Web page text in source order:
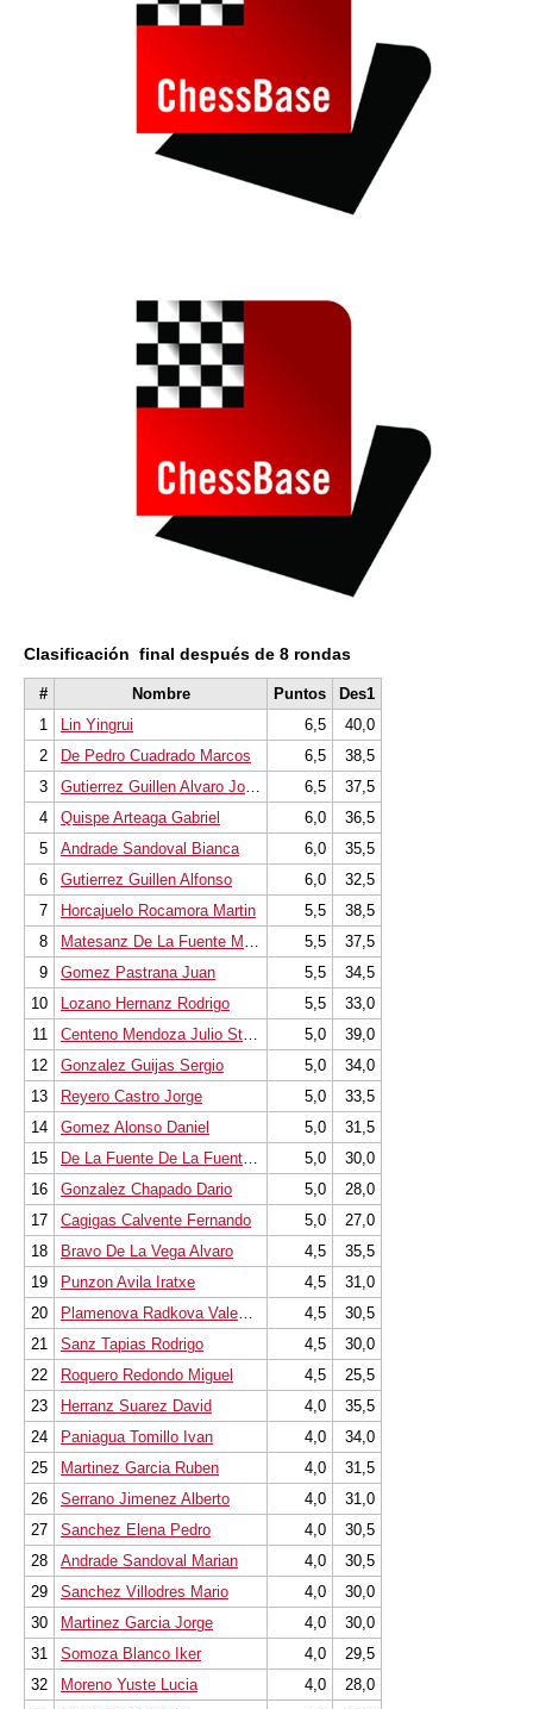
Clasificación final después de 8 rondas
# Nombre Puntos
Des1
1
Lin Yingrui 6,5
40,0
2
De Pedro Cuadrado Marcos 6,5
38,5
3
Gutierrez Guillen Alvaro Jose 6,5
37,5
4
Quispe Arteaga Gabriel 6,0
36,5
5
Andrade Sandoval Bianca 6,0
35,5
6
Gutierrez Guillen Alfonso 6,0
32,5
7
Horcajuelo Rocamora Martin 5,5
38,5
8
Matesanz De La Fuente Marcos 5,5
37,5
9
Gomez Pastrana Juan 5,5
34,5
10
Lozano Hernanz Rodrigo 5,5
33,0
11
Centeno Mendoza Julio Stefano 5,0
39,0
12
Gonzalez Guijas Sergio 5,0
34,0
13
Reyero Castro Jorge 5,0
33,5
14
Gomez Alonso Daniel 5,0
31,5
15
De La Fuente De La Fuente Alba 5,0
30,0
16
Gonzalez Chapado Dario 5,0
28,0
17
Cagigas Calvente Fernando 5,0
27,0
18
Bravo De La Vega Alvaro 4,5
35,5
19
Punzon Avila Iratxe 4,5
31,0
20
Plamenova Radkova Valentina 4,5
30,5
21
Sanz Tapias Rodrigo 4,5
30,0
22
Roquero Redondo Miguel 4,5
25,5
23
Herranz Suarez David 4,0
35,5
24
Paniagua Tomillo Ivan 4,0
34,0
25
Martinez Garcia Ruben 4,0
31,5
26
Serrano Jimenez Alberto 4,0
31,0
27
Sanchez Elena Pedro 4,0
30,5
28
Andrade Sandoval Marian 4,0
30,5
29
Sanchez Villodres Mario 4,0
30,0
30
Martinez Garcia Jorge 4,0
30,0
31
Somoza Blanco Iker 4,0
29,5
32
Moreno Yuste Lucia 4,0
28,0